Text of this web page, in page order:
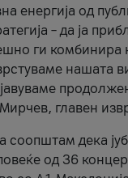
енергија од
– да ја
ги комбинира
нашата
Мирчев, главен
соопштам дека
од 36